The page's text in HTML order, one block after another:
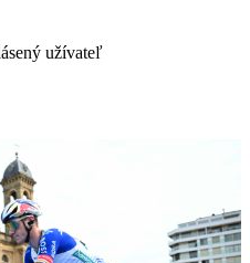
užívateľ